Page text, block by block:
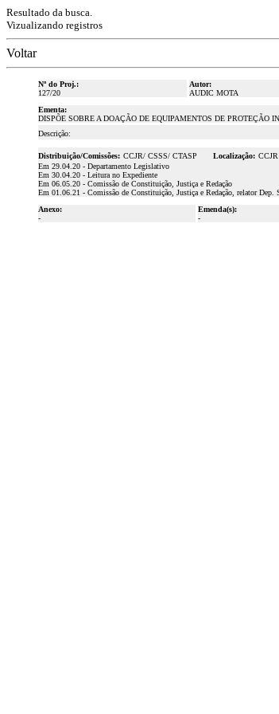
Resultado da busca.
Vizualizando registros
Voltar
Nº do Proj.:
127/20
Autor:
AUDIC MOTA
Ementa:
DISPÕE SOBRE A DOAÇÃO DE EQUIPAMENTOS DE
Descrição:
Distribuição/Comissões: CCJR/ CSSS/ CTASP Localização: CCJR
Em 29.04.20 - Departamento Legislativo
Em 30.04.20 - Leitura no Expediente
Em 06.05.20 - Comissão de Constituição, Justiça e Redação
Em 01.06.21 - Comissão de Constituição, Justiça e Redação, relator Dep.
Anexo:
-
Emenda(s):
-